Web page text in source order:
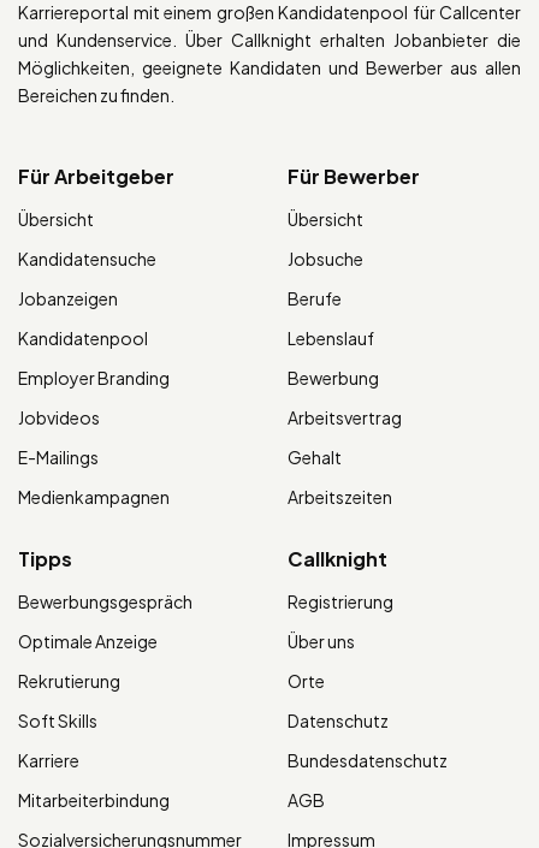
Karriereportal mit einem großen Kandidatenpool für Callcenter
und Kundenservice. Über Callknight erhalten Jobanbieter die
Möglichkeiten, geeignete Kandidaten und Bewerber aus allen
Bereichen zu finden.
Für Arbeitgeber
Übersicht
Kandidatensuche
Jobanzeigen
Kandidatenpool
Employer Branding
Jobvideos
E-Mailings
Medienkampagnen
Für Bewerber
Übersicht
Jobsuche
Berufe
Lebenslauf
Bewerbung
Arbeitsvertrag
Gehalt
Arbeitszeiten
Tipps
Bewerbungsgespräch
Optimale Anzeige
Rekrutierung
Soft Skills
Karriere
Mitarbeiterbindung
Sozialversicherungsnummer
Callknight
Registrierung
Über uns
Orte
Datenschutz
Bundesdatenschutz
AGB
Impressum